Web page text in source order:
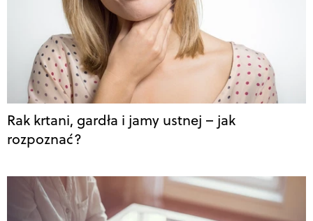
Rak krtani, gardła i jamy ustnej – jak
rozpoznać?